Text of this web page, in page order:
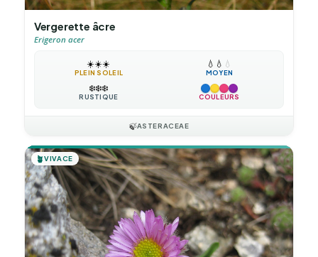
Vergerette âcre
Erigeron acer
☀️☀️☀️
PLEIN SOLEIL
💧 💧 💧
MOYEN
❄️❄️❄️
RUSTIQUE COULEURS
🍃ASTERACEAE
🪴VIVACE